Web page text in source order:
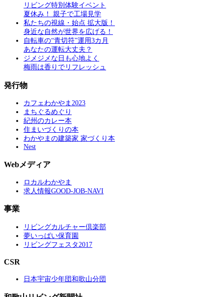
リビング特別体験イベント
夏休み！ 親子で工場見学
私たちの視線・始点 拡大版！
身近な自然が世界を広げる！
自転車の“青切符”運用3カ月
あなたの運転大丈夫？
ジメジメな日も心地よく
梅雨は香りでリフレッシュ
発行物
カフェわかやま2023
まちぐるめぐり
紀州のカレー本
住まいづくりの本
わかやまの建築家 家づくり本
Nest
Webメディア
ロカルわかやま
求人情報GOOD-JOB-NAVI
事業
リビングカルチャー倶楽部
夢いっぱい保育園
リビングフェスタ2017
CSR
日本宇宙少年団和歌山分団